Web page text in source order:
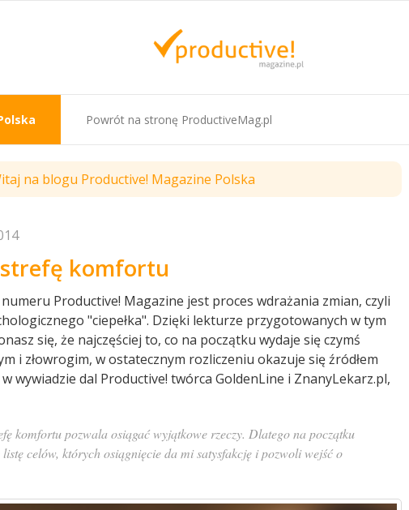
Powrót na stronę ProductiveMag.pl
na blogu Productive! Magazine Polska
strefę komfortu
Productive! Magazine jest proces wdrażania zmian, czyli
"ciepełka". Dzięki lekturze przygotowanych w tym
się, że najczęściej to, co na początku wydaje się czymś
i złowrogim, w ostatecznym rozliczeniu okazuje się źródłem
wywiadzie dal Productive! twórca GoldenLine i ZnanyLekarz.pl,
komfortu pozwala osiągać wyjątkowe rzeczy. Dlatego na początku
celów, których osiągnięcie da mi satysfakcję i pozwoli wejść o